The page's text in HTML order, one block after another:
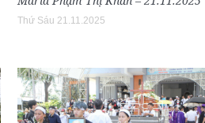
Thứ Sáu 21.11.2025